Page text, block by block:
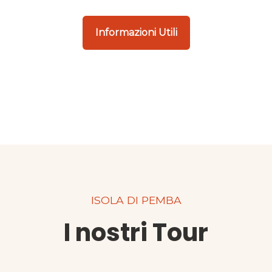
Informazioni Utili
ISOLA DI PEMBA
I nostri Tour